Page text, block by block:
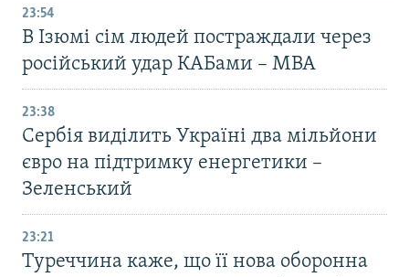
23:54
В Ізюмі сім людей постраждали через
російський удар КАБами – МВА
23:38
Сербія виділить Україні два мільйони
євро на підтримку енергетики –
Зеленський
23:21
Туреччина каже, що її нова оборонна